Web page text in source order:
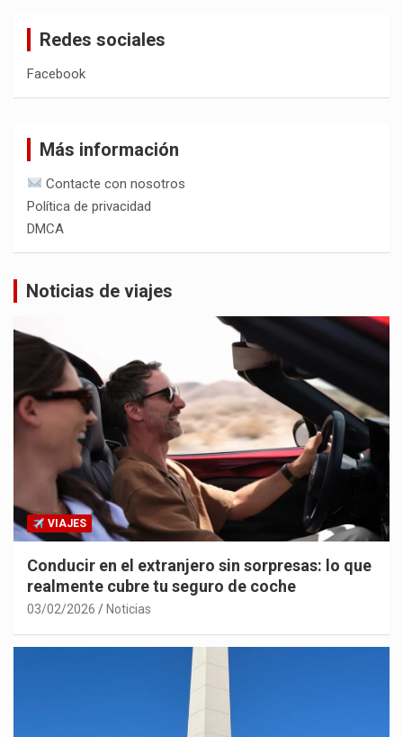
Redes sociales
Facebook
Más información
Contacte con nosotros
Política de privacidad
DMCA
Noticias de viajes
VIAJES
Conducir en el extranjero sin sorpresas: lo que
realmente cubre tu seguro de coche
03/02/2026 Noticias